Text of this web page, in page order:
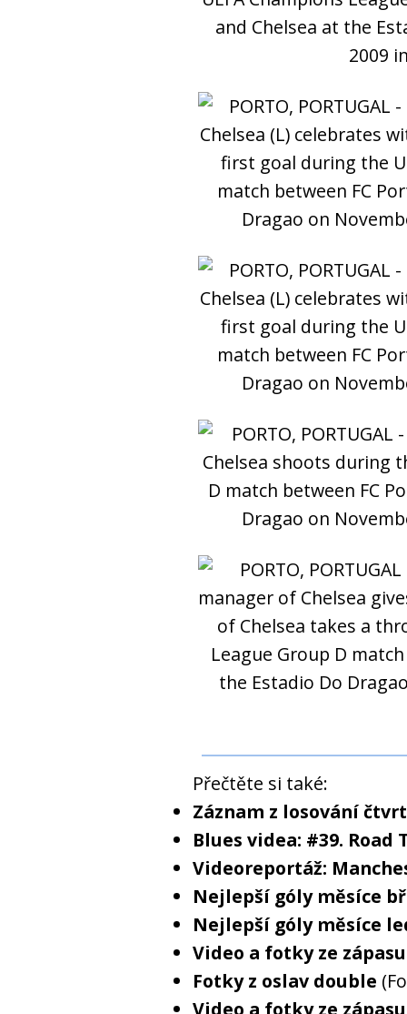
Přečtěte si také:
Záznam z losování
Blues videa: #39. Road
Videoreportáž:
Nejlepší góly měsíce
Nejlepší góly měsíce
Video a fotky ze
Fotky z oslav double
Video a fotky ze